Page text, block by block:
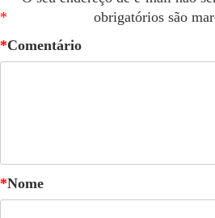
obrigatórios são
*
Comentário
*
Nome
*